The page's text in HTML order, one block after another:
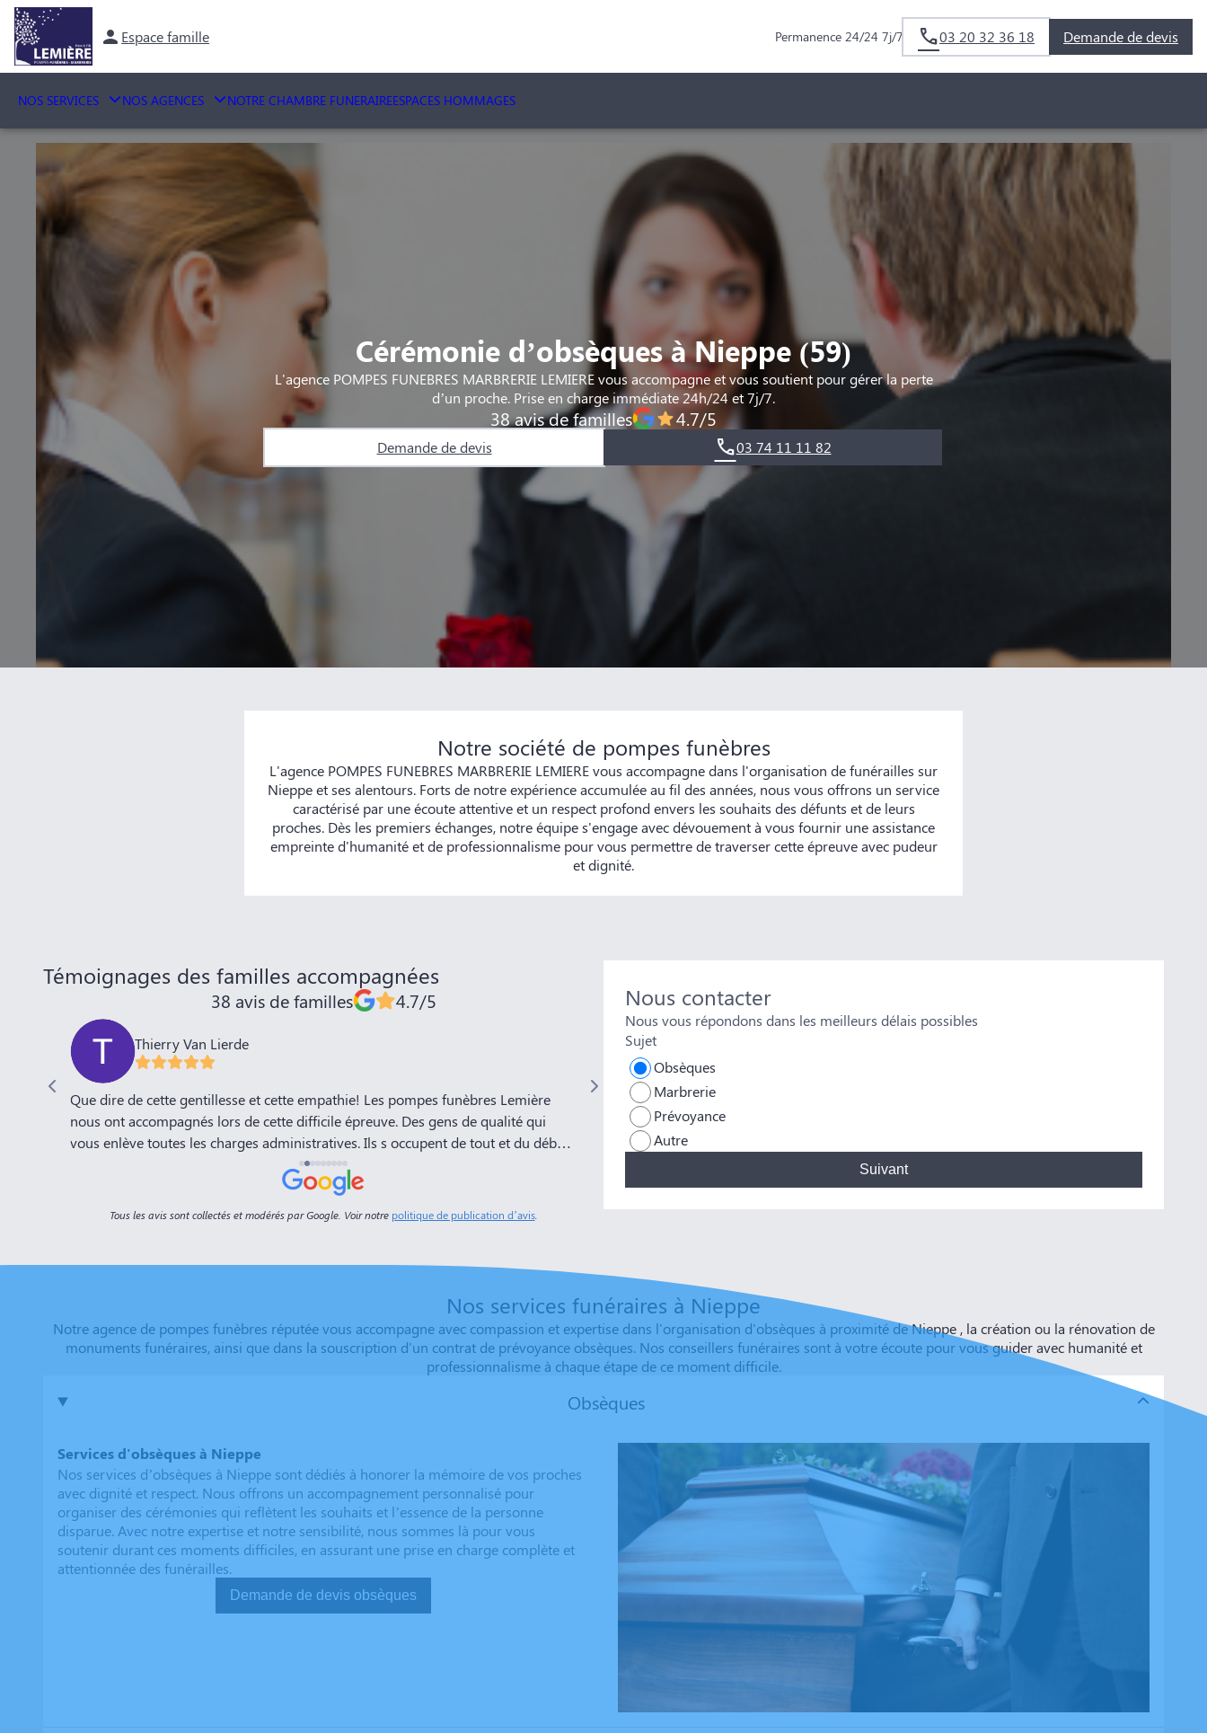
Espace famille Permanence 24/24 7j/7 03 20 32 36 18 Demande de devis
NOS SERVICES NOS AGENCES NOTRE CHAMBRE FUNERAIREESPACES HOMMAGES
Cérémonie d’obsèques à Nieppe (59)
L'agence POMPES FUNEBRES MARBRERIE LEMIERE vous accompagne et vous soutient pour gérer la perte
d’un proche. Prise en charge immédiate 24h/24 et 7j/7.
38 avis de familles 4.7/5
Demande de devis 03 74 11 11 82
Notre société de pompes funèbres
L'agence POMPES FUNEBRES MARBRERIE LEMIERE vous accompagne dans l'organisation de funérailles sur
Nieppe et ses alentours. Forts de notre expérience accumulée au fil des années, nous vous offrons un service
caractérisé par une écoute attentive et un respect profond envers les souhaits des défunts et de leurs
proches. Dès les premiers échanges, notre équipe s'engage avec dévouement à vous fournir une assistance
empreinte d'humanité et de professionnalisme pour vous permettre de traverser cette épreuve avec pudeur
et dignité.
Témoignages des familles accompagnées
38 avis de familles 4.7/5
Thierry Van Lierde
Que dire de cette gentillesse et cette empathie! Les pompes funèbres Lemière
nous ont accompagnés lors de cette difficile épreuve. Des gens de qualité qui
vous enlève toutes les charges administratives. Ils s occupent de tout et du début
à la fin. Cécile et moi ne vous remercieront jamais assez! Bravo
marie blin
Je recommande Monsieur LEMIERE, marbrier à Phalempin, qui a fait un travail
remarquable. Grand merci. Et merci également à Mélissa, son assistante, pour sa
disponibilité et sa gentillesse.
Tous les avis sont collectés et modérés par Google. Voir notre politique de publication d’avis.
Nous contacter
Nous vous répondons dans les meilleurs délais possibles
Sujet
Obsèques
Marbrerie
Prévoyance
Autre
Suivant
Nos services funéraires à Nieppe
Notre agence de pompes funèbres réputée vous accompagne avec compassion et expertise dans l'organisation d'obsèques à proximité de Nieppe , la création ou la rénovation de
monuments funéraires, ainsi que dans la souscription d'un contrat de prévoyance obsèques. Nos conseillers funéraires sont à votre écoute pour vous guider avec humanité et
professionnalisme à chaque étape de ce moment difficile.
Obsèques
Services d'obsèques à Nieppe
Nos services d’obsèques à Nieppe sont dédiés à honorer la mémoire de vos proches
avec dignité et respect. Nous offrons un accompagnement personnalisé pour
organiser des cérémonies qui reflètent les souhaits et l’essence de la personne
disparue. Avec notre expertise et notre sensibilité, nous sommes là pour vous
soutenir durant ces moments difficiles, en assurant une prise en charge complète et
attentionnée des funérailles.
Demande de devis obsèques